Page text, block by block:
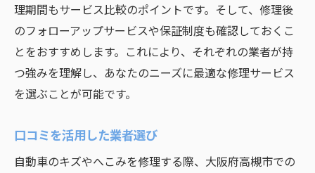
理期間もサービス比較のポイントです。そして、修理後
のフォローアップサービスや保証制度も確認しておくこ
とをおすすめします。これにより、それぞれの業者が持
つ強みを理解し、あなたのニーズに最適な修理サービス
を選ぶことが可能です。
口コミを活用した業者選び
自動車のキズやへこみを修理する際、大阪府高槻市での